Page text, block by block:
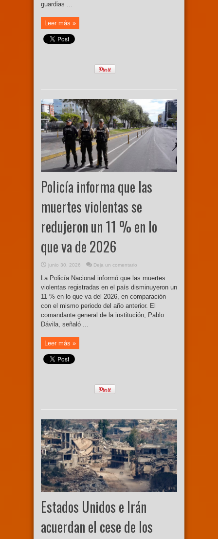
guardias ...
Leer más »
Policía informa que las
muertes violentas se
redujeron un 11 % en lo
que va de 2026
junio 30, 2026 Deja un comentario
La Policía Nacional informó que las muertes
violentas registradas en el país disminuyeron un
11 % en lo que va del 2026, en comparación
con el mismo periodo del año anterior. El
comandante general de la institución, Pablo
Dávila, señaló ...
Leer más »
Estados Unidos e Irán
acuerdan el cese de los